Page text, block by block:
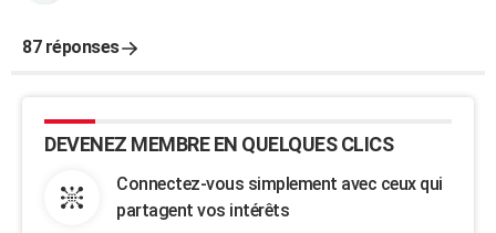
87 réponses
DEVENEZ MEMBRE EN QUELQUES CLICS
Connectez-vous simplement avec ceux qui
partagent vos intérêts